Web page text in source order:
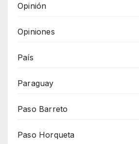
Opinión
Opiniones
País
Paraguay
Paso Barreto
Paso Horqueta